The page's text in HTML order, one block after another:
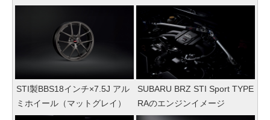
STI製BBS18インチ×7.5J アル
ミホイール（マットグレイ）
SUBARU BRZ STI Sport TYPE
RAのエンジンイメージ